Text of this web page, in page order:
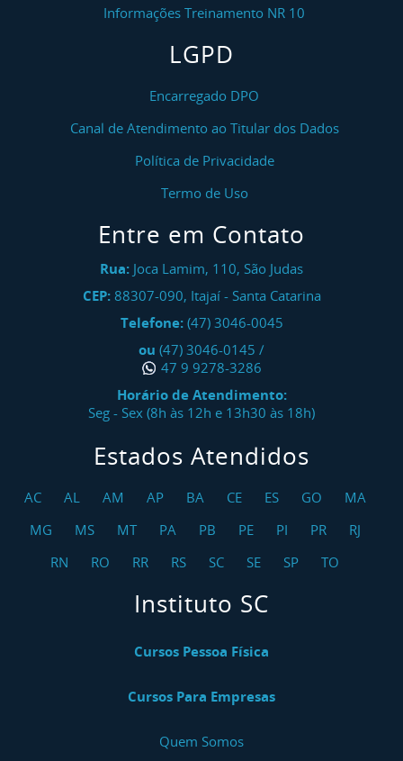
Informações Treinamento NR 10
LGPD
Encarregado DPO
Canal de Atendimento ao Titular dos Dados
Política de Privacidade
Termo de Uso
Entre em Contato
Rua: Joca Lamim, 110, São Judas
CEP: 88307-090, Itajaí- Santa Catarina
Telefone: (47) 3046-0045
ou (47) 3046-0145 /
47 9 9278-3286
Horário de Atendimento:
Seg - Sex (8h às 12h e 13h30 às 18h)
Estados Atendidos
AC AL AM AP BA CE ES GO
MA
MG
MS MT PA PB PE PI PR
RJ
RN
RO RR RS SC SE SP TO
Instituto SC
Cursos Pessoa Física
Cursos Para Empresas
Quem Somos